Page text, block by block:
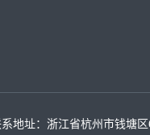
地址：浙江省杭州市钱塘